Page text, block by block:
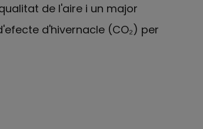
de l'aire i un major
d'hivernacle (CO₂) per